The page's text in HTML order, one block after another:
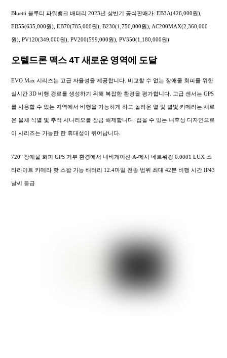
Bluetti 블루티 파워뱅크 배터리 2023년 상반기 공식판매가: EB3A(426,000원),
EB55(635,000원), EB70(785,000원), B230(1,750,000원), AC200MAX(2,360,000
원), PV120(349,000원), PV200(599,000원), PV350(1,180,000원)
오텔드론 맥스 4T 새로운 영역에 도달
EVO Max 시리즈는 고급 자율성을 제공합니다. 비교할 수 없는 장애물 회피를 위한
실시간 3D 비행 경로를 생성하기 위해 복잡한 환경을 평가합니다. 고급 센서는 GPS
를 사용할 수 없는 지역에서 비행을 가능하게 하고 놀라운 열 및 별빛 카메라는 새로
운 물체 식별 및 추적 시나리오를 잠금 해제합니다. 접을 수 있는 내후성 디자인으로
이 시리즈는 가능한 한 휴대성이 뛰어납니다.
720° 장애물 회피 GPS 거부 환경에서 내비게이션 A-메시 네트워킹 0.0001 LUX 스
타라이트 카메라 핫 스왑 가능 배터리 12.4마일 전송 범위 최대 42분 비행 시간 IP43
날씨 등급